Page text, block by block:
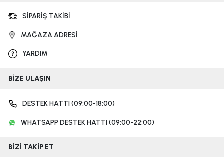
SİPARİŞ TAKİBİ
MAĞAZA ADRESİ
YARDIM
BİZE ULAŞIN
DESTEK HATTI (09:00-18:00)
WHATSAPP DESTEK HATTI (09:00-22:00)
BİZİ TAKİP ET